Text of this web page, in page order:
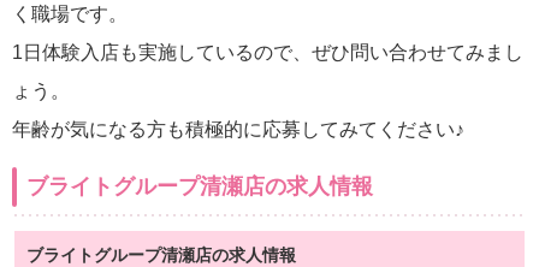
く職場です。
1日体験入店も実施しているので、ぜひ問い合わせてみまし
ょう。
年齢が気になる方も積極的に応募してみてください♪
ブライトグループ清瀬店の求人情報
ブライトグループ清瀬店の求人情報